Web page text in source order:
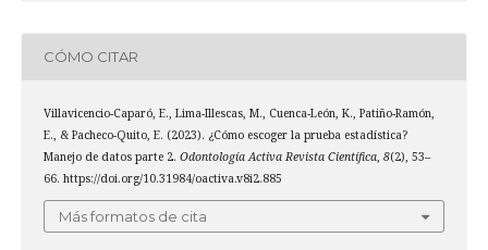
CÓMO CITAR
Villavicencio-Caparó, E., Lima-Illescas, M., Cuenca-León, K., Patiño-Ramón,
E., & Pacheco-Quito, E. (2023). ¿Cómo escoger la prueba estadística?
Manejo de datos parte 2. Odontología Activa Revista Científica, 8(2), 53–
66. https://doi.org/10.31984/oactiva.v8i2.885
Más formatos de cita